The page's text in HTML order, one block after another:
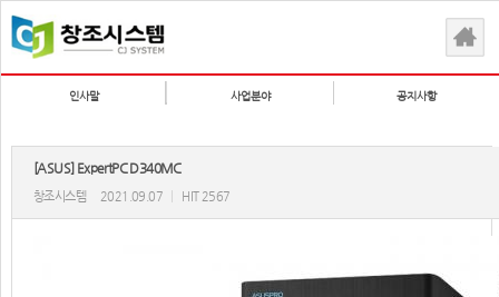
인사말 사업분야 공지사항
[ASUS] ExpertPC D340MC
창조시스템 2021.09.07 HIT 2567